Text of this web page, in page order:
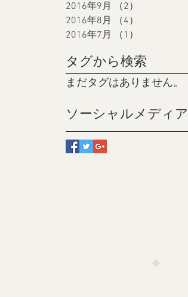
2016年9月
（2）
2016年8月
（4）
2016年7月
（1）
タグから検索
まだタグはありません。
ソーシャルメディア